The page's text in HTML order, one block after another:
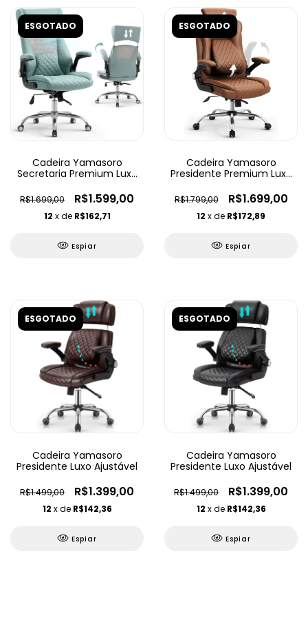
ESGOTADO
Cadeira Yamasoro
Secretaria Premium Luxo
R$1.699,00 R$1.599,00
12 x de R$162,71
Espiar
ESGOTADO
Cadeira Yamasoro
Presidente Premium Luxo
R$1.799,00 R$1.699,00
12 x de R$172,89
Espiar
ESGOTADO
Cadeira Yamasoro
Presidente Luxo Ajustável
R$1.499,00 R$1.399,00
12 x de R$142,36
Espiar
ESGOTADO
Cadeira Yamasoro
Presidente Luxo Ajustável
R$1.499,00 R$1.399,00
12 x de R$142,36
Espiar